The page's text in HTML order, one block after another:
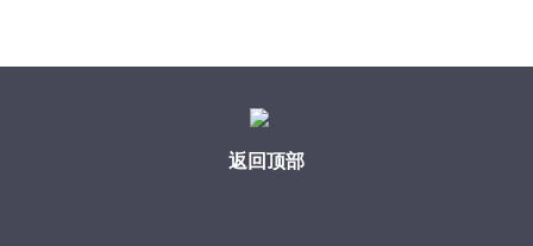
返回顶部